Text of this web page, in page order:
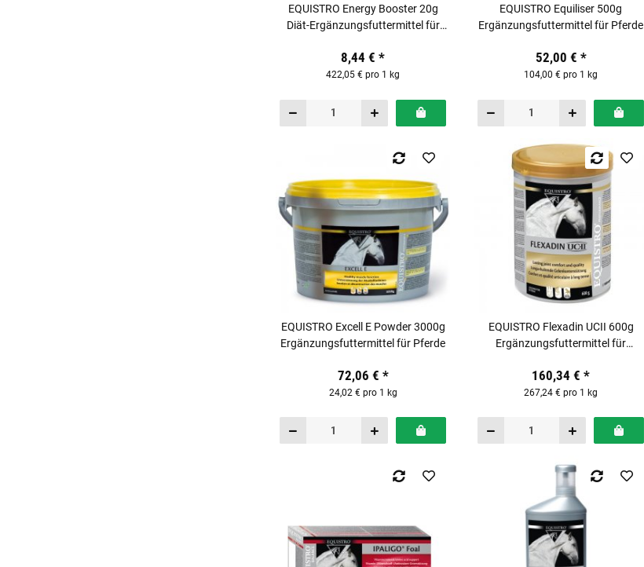
EQUISTRO Energy Booster 20g
Diät-Ergänzungsfuttermittel für
8,44 € *
422,05 € pro 1 kg
EQUISTRO Equiliser 500g
Ergänzungsfuttermittel für Pferde
52,00 € *
104,00 € pro 1 kg
EQUISTRO Excell E Powder 3000g
Ergänzungsfuttermittel für Pferde
72,06 € *
24,02 € pro 1 kg
EQUISTRO Flexadin UCII 600g
Ergänzungsfuttermittel für
160,34 € *
267,24 € pro 1 kg